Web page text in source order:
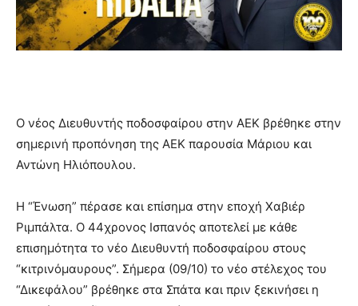
Ο νέος Διευθυντής ποδοσφαίρου στην ΑΕΚ βρέθηκε στην
σημερινή προπόνηση της ΑΕΚ παρουσία Μάριου και
Αντώνη Ηλιόπουλου.
Η “Ένωση” πέρασε και επίσημα στην εποχή Χαβιέρ
Ριμπάλτα. Ο 44χρονος Ισπανός αποτελεί με κάθε
επισημότητα το νέο Διευθυντή ποδοσφαίρου στους
“κιτρινόμαυρους”. Σήμερα (09/10) το νέο στέλεχος του
“Δικεφάλου” βρέθηκε στα Σπάτα και πριν ξεκινήσει η